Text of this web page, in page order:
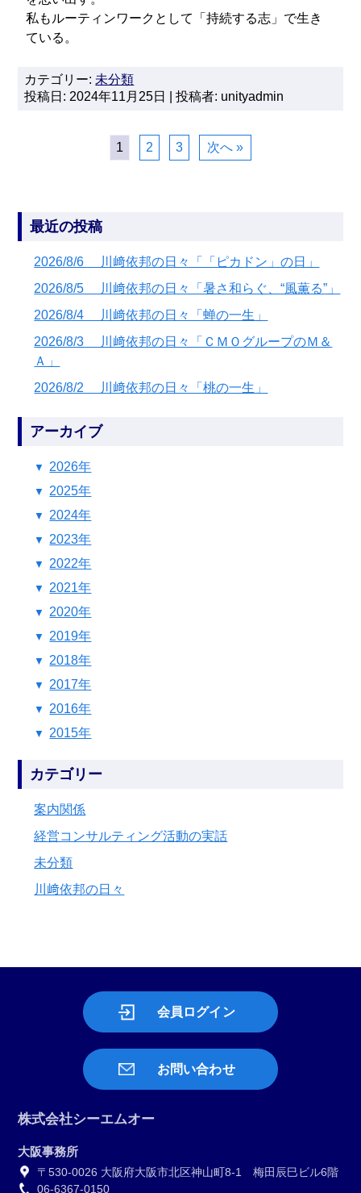
私もルーティンワークとして「持続する志」で生き
ている。
カテゴリー: 未分類
投稿日: 2024年11月25日 | 投稿者: unityadmin
1 2 3 次へ »
最近の投稿
2026/8/6 川﨑依邦の日々「「ピカドン」の日」
2026/8/5 川﨑依邦の日々「暑さ和らぐ、“風薫る”」
2026/8/4 川﨑依邦の日々「蝉の一生」
2026/8/3 川﨑依邦の日々「ＣＭＯグループのＭ＆
Ａ」
2026/8/2 川﨑依邦の日々「桃の一生」
アーカイブ
2026年
2025年
2024年
2023年
2022年
2021年
2020年
2019年
2018年
2017年
2016年
2015年
カテゴリー
案内関係
経営コンサルティング活動の実話
未分類
川﨑依邦の日々
会員ログイン
お問い合わせ
株式会社シーエムオー
大阪事務所
〒530-0026 大阪府大阪市北区神山町8-1 梅田辰巳ビル6階
06-6367-0150